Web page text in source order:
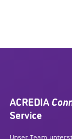
ACREDIA
Service
Unser Team